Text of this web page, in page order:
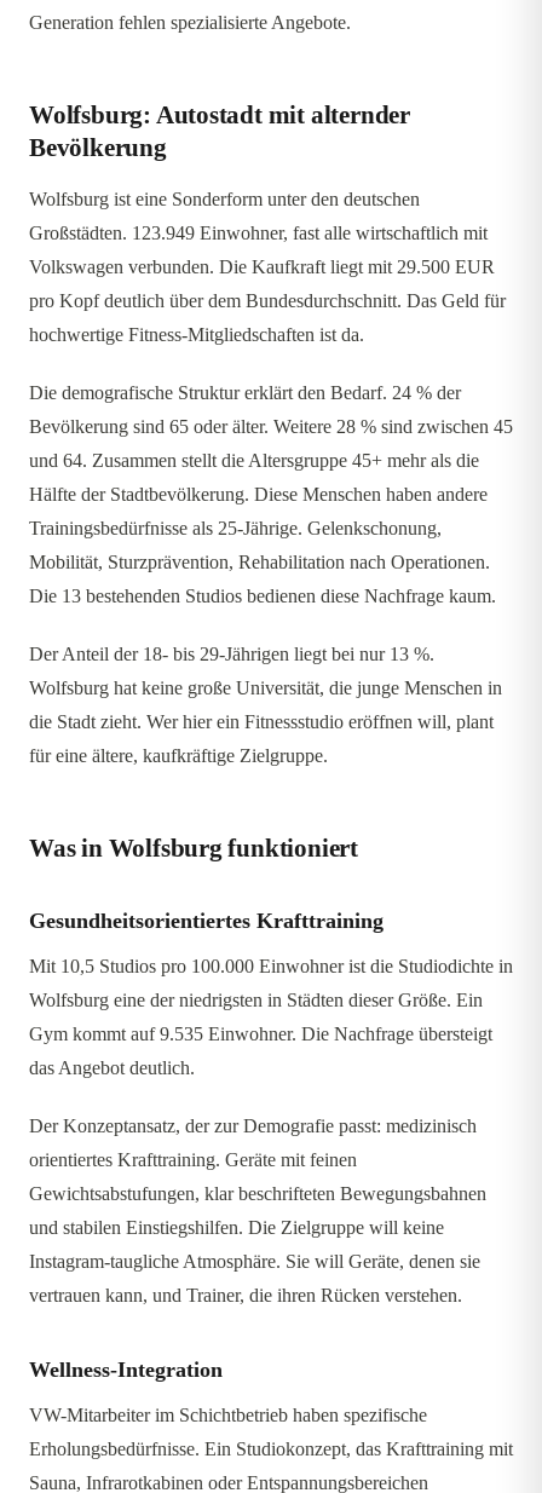
Generation fehlen spezialisierte Angebote.
Wolfsburg: Autostadt mit alternder
Bevölkerung
Wolfsburg ist eine Sonderform unter den deutschen
Großstädten. 123.949 Einwohner, fast alle wirtschaftlich mit
Volkswagen verbunden. Die Kaufkraft liegt mit 29.500 EUR
pro Kopf deutlich über dem Bundesdurchschnitt. Das Geld für
hochwertige Fitness-Mitgliedschaften ist da.
Die demografische Struktur erklärt den Bedarf. 24 % der
Bevölkerung sind 65 oder älter. Weitere 28 % sind zwischen 45
und 64. Zusammen stellt die Altersgruppe 45+ mehr als die
Hälfte der Stadtbevölkerung. Diese Menschen haben andere
Trainingsbedürfnisse als 25-Jährige. Gelenkschonung,
Mobilität, Sturzprävention, Rehabilitation nach Operationen.
Die 13 bestehenden Studios bedienen diese Nachfrage kaum.
Der Anteil der 18- bis 29-Jährigen liegt bei nur 13 %.
Wolfsburg hat keine große Universität, die junge Menschen in
die Stadt zieht. Wer hier ein Fitnessstudio eröffnen will, plant
für eine ältere, kaufkräftige Zielgruppe.
Was in Wolfsburg funktioniert
Gesundheitsorientiertes Krafttraining
Mit 10,5 Studios pro 100.000 Einwohner ist die Studiodichte in
Wolfsburg eine der niedrigsten in Städten dieser Größe. Ein
Gym kommt auf 9.535 Einwohner. Die Nachfrage übersteigt
das Angebot deutlich.
Der Konzeptansatz, der zur Demografie passt: medizinisch
orientiertes Krafttraining. Geräte mit feinen
Gewichtsabstufungen, klar beschrifteten Bewegungsbahnen
und stabilen Einstiegshilfen. Die Zielgruppe will keine
Instagram-taugliche Atmosphäre. Sie will Geräte, denen sie
vertrauen kann, und Trainer, die ihren Rücken verstehen.
Wellness-Integration
VW-Mitarbeiter im Schichtbetrieb haben spezifische
Erholungsbedürfnisse. Ein Studiokonzept, das Krafttraining mit
Sauna, Infrarotkabinen oder Entspannungsbereichen